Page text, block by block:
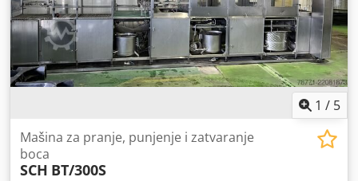
1 / 5
Mašina za pranje, punjenje i zatvaranje
boca
SCH BT/300S